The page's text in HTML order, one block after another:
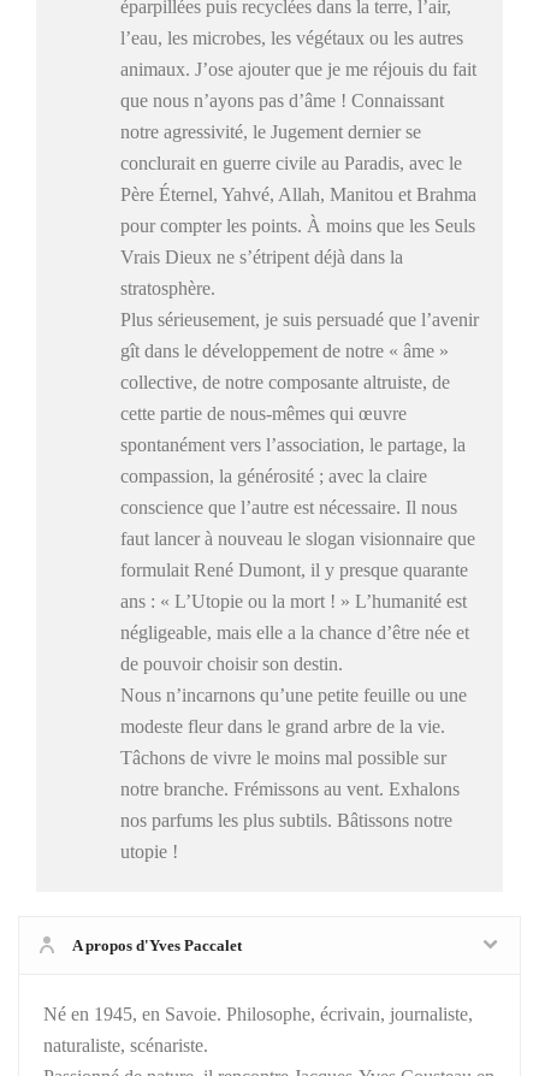
éparpillées puis recyclées dans la terre, l’air,
l’eau, les microbes, les végétaux ou les autres
animaux. J’ose ajouter que je me réjouis du fait
que nous n’ayons pas d’âme ! Connaissant
notre agressivité, le Jugement dernier se
conclurait en guerre civile au Paradis, avec le
Père Éternel, Yahvé, Allah, Manitou et Brahma
pour compter les points. À moins que les Seuls
Vrais Dieux ne s’étripent déjà dans la
stratosphère.
Plus sérieusement, je suis persuadé que l’avenir
gît dans le développement de notre « âme »
collective, de notre composante altruiste, de
cette partie de nous-mêmes qui œuvre
spontanément vers l’association, le partage, la
compassion, la générosité ; avec la claire
conscience que l’autre est nécessaire. Il nous
faut lancer à nouveau le slogan visionnaire que
formulait René Dumont, il y presque quarante
ans : « L’Utopie ou la mort ! » L’humanité est
négligeable, mais elle a la chance d’être née et
de pouvoir choisir son destin.
Nous n’incarnons qu’une petite feuille ou une
modeste fleur dans le grand arbre de la vie.
Tâchons de vivre le moins mal possible sur
notre branche. Frémissons au vent. Exhalons
nos parfums les plus subtils. Bâtissons notre
utopie !
A propos d'Yves Paccalet
Né en 1945, en Savoie. Philosophe, écrivain, journaliste,
naturaliste, scénariste.